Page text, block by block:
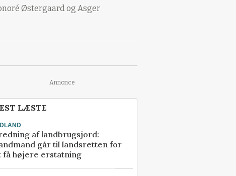
Østergaard og Asger
Annonce
LÆSTE
af landbrugsjord:
går til landsretten for
få højere erstatning